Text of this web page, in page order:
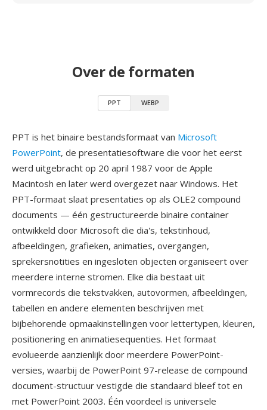
Over de formaten
PPT WEBP
PPT is het binaire bestandsformaat van Microsoft
PowerPoint, de presentatiesoftware die voor het eerst
werd uitgebracht op 20 april 1987 voor de Apple
Macintosh en later werd overgezet naar Windows. Het
PPT-formaat slaat presentaties op als OLE2 compound
documents — één gestructureerde binaire container
ontwikkeld door Microsoft die dia's, tekstinhoud,
afbeeldingen, grafieken, animaties, overgangen,
sprekersnotities en ingesloten objecten organiseert over
meerdere interne stromen. Elke dia bestaat uit
vormrecords die tekstvakken, autovormen, afbeeldingen,
tabellen en andere elementen beschrijven met
bijbehorende opmaakinstellingen voor lettertypen, kleuren,
positionering en animatiesequenties. Het formaat
evolueerde aanzienlijk door meerdere PowerPoint-
versies, waarbij de PowerPoint 97-release de compound
document-structuur vestigde die standaard bleef tot en
met PowerPoint 2003. Één voordeel is universele